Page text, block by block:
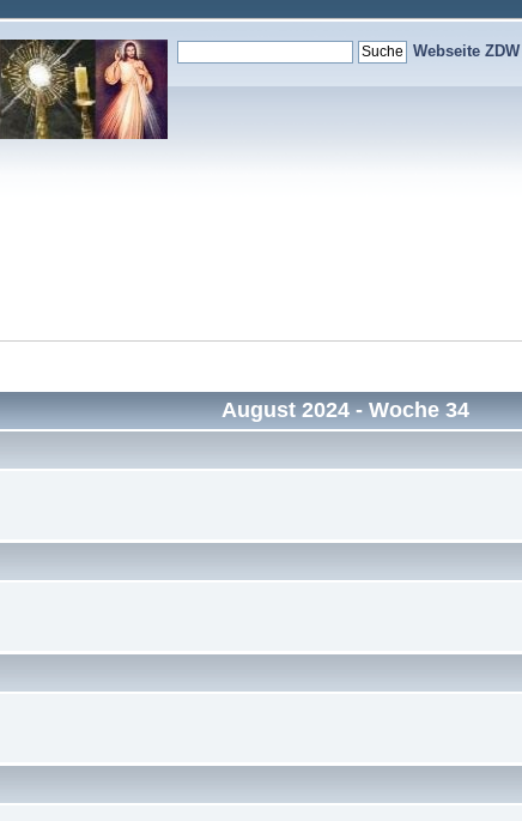
Webseite ZDW
August 2024- Woche 34